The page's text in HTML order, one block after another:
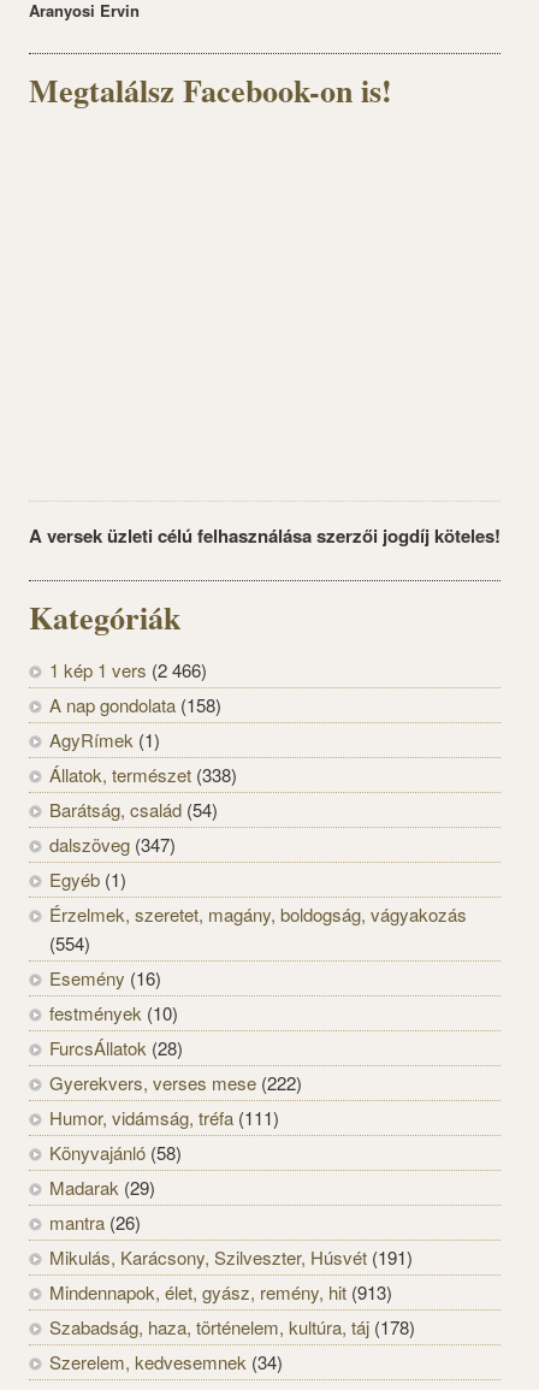
Aranyosi Ervin
Megtalálsz Facebook-on is!
A versek üzleti célú felhasználása szerzői jogdíj köteles!
Kategóriák
1 kép 1 vers (2 466)
A nap gondolata (158)
AgyRímek (1)
Állatok, természet (338)
Barátság, család (54)
dalszöveg (347)
Egyéb (1)
Érzelmek, szeretet, magány, boldogság, vágyakozás
(554)
Esemény (16)
festmények (10)
FurcsÁllatok (28)
Gyerekvers, verses mese (222)
Humor, vidámság, tréfa (111)
Könyvajánló (58)
Madarak (29)
mantra (26)
Mikulás, Karácsony, Szilveszter, Húsvét (191)
Mindennapok, élet, gyász, remény, hit (913)
Szabadság, haza, történelem, kultúra, táj (178)
Szerelem, kedvesemnek (34)